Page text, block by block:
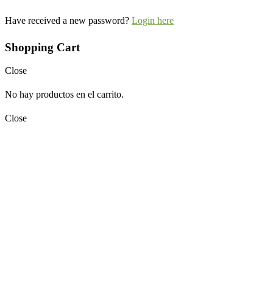
Have received a new password? Login here
Shopping Cart
Close
No hay productos en el carrito.
Close